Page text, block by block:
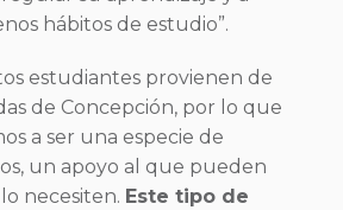
hábitos de estudio”.
estudiantes provienen de
de Concepción, por lo que
a ser una especie de
un apoyo al que pueden
necesiten. Este tipo de